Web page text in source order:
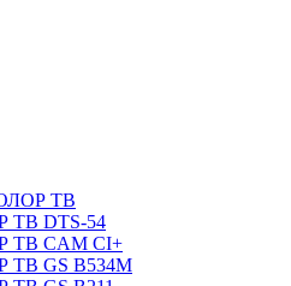
ТВ
DTS-54
ТВ CAM CI+
GS B534M